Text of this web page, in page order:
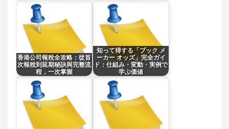
香港公司報稅全攻略：從首
次報稅到延期秘訣與完整流
程，一次掌握
知って得する「ブック メ
ーカー オッズ」完全ガイ
ド：仕組み・変動・実例で
学ぶ価値